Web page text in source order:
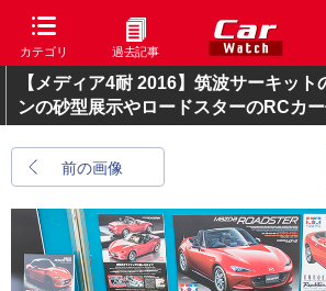
カテゴリ 過去記事
【メディア4耐 2016】筑波サーキッ
ンの砂型展示やロードスターのRCカ
前の画像